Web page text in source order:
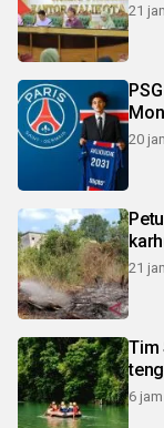
21
20
21
Tim
6